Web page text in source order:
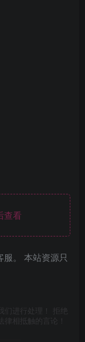
查看
。 本站资源只
进行处理！ 拒绝
相抵触的言论！